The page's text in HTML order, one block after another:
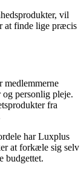
vil
at finde lige præcis
medlemmerne
personlig pleje.
fra
har Luxplus
at forkæle sig selv
budgettet.